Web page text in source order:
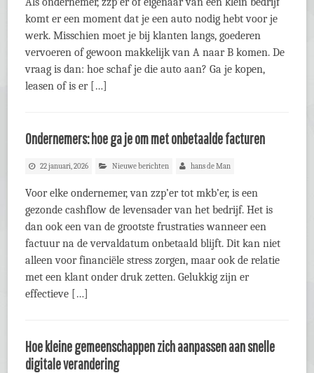
komt er een moment dat je een auto nodig hebt voor je
werk. Misschien moet je bij klanten langs, goederen
vervoeren of gewoon makkelijk van A naar B komen. De
vraag is dan: hoe schaf je die auto aan? Ga je kopen,
leasen of is er […]
Ondernemers: hoe ga je om met onbetaalde facturen
22 januari, 2026 Nieuwe berichten hans de Man
Voor elke ondernemer, van zzp’er tot mkb’er, is een
gezonde cashflow de levensader van het bedrijf. Het is
dan ook een van de grootste frustraties wanneer een
factuur na de vervaldatum onbetaald blijft. Dit kan niet
alleen voor financiële stress zorgen, maar ook de relatie
met een klant onder druk zetten. Gelukkig zijn er
effectieve […]
Hoe kleine gemeenschappen zich aanpassen aan snelle
digitale verandering